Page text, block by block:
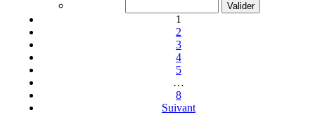
1
2
3
4
5
…
8
Suivant